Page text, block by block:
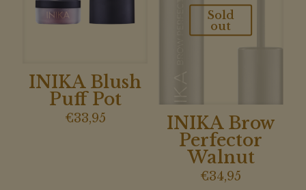
INIKA Blush
Puff Pot
€33,95
Sold
out
INIKA Brow
Perfector
Walnut
€34,95